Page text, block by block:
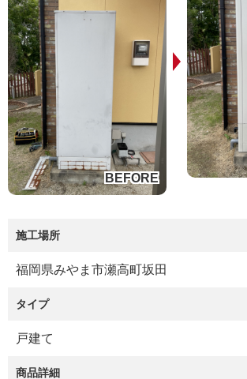
施工場所
福岡県みやま市瀬高町坂田
タイプ
戸建て
商品詳細